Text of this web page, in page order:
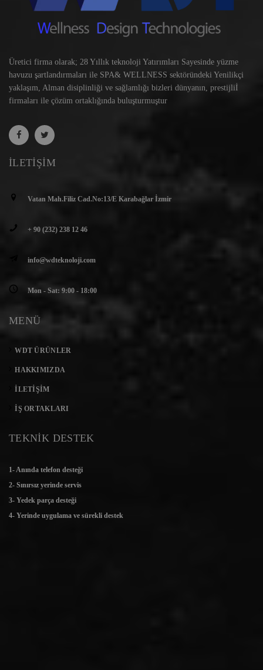
Üretici firma olarak; 28 Yıllık teknoloji Yatırımları Sayesinde yüzme
havuzu şartlandırmaları ile SPA& WELLNESS sektöründeki Yenilikçi
yaklaşım, Alman disiplinliği ve sağlamlığı bizleri dünyanın, prestijliİ
firmaları ile çözüm ortaklığında buluşturmuştur
İLETIŞIM
Vatan Mah.Filiz Cad.No:13/E Karabağlar İzmir
+ 90 (232) 238 12 46
info@wdteknoloji.com
Mon - Sat: 9:00 - 18:00
MENÜ
WDT ÜRÜNLER
HAKKIMIZDA
İLETIŞIM
İŞ ORTAKLARI
TEKNİK DESTEK
1- Anında telefon desteği
2- Sınırsız yerinde servis
3- Yedek parça desteği
4- Yerinde uygulama ve sürekli destek